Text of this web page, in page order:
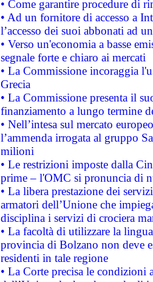
• Come garantire procedure di
• Ad un fornitore di accesso a
l’accesso dei suoi abbonati ad
• Verso un'economia a basse
segnale forte e chiaro ai mercati
• La Commissione incoraggia
Grecia
• La Commissione presenta il
finanziamento a lungo termine
• Nell’intesa sul mercato
l’ammenda irrogata al gruppo
milioni
• Le restrizioni imposte dalla
prime – l'OMC si pronuncia di
• La libera prestazione dei
armatori dell’Unione che
disciplina i servizi di crociera
• La facoltà di utilizzare la
provincia di Bolzano non deve
residenti in tale regione
• La Corte precisa le